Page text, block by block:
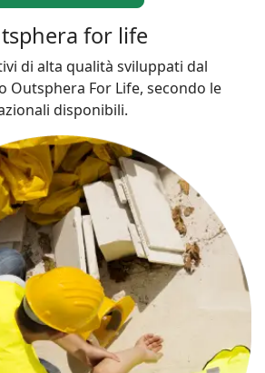
for life
di alta qualità sviluppati dal
Outsphera For Life, secondo le
disponibili.